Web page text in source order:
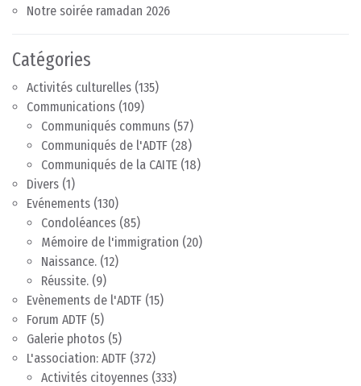
Notre soirée ramadan 2026
Catégories
Activités culturelles (135)
Communications (109)
Communiqués communs (57)
Communiqués de l'ADTF (28)
Communiqués de la CAITE (18)
Divers (1)
Evénements (130)
Condoléances (85)
Mémoire de l'immigration (20)
Naissance. (12)
Réussite. (9)
Evènements de l'ADTF (15)
Forum ADTF (5)
Galerie photos (5)
L'association: ADTF (372)
Activités citoyennes (333)